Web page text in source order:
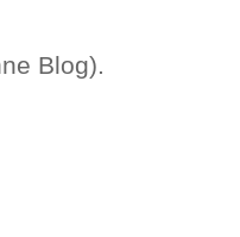
Blog).